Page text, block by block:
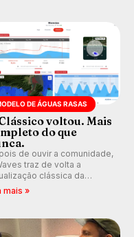
DE ÁGUAS RASAS
voltou. Mais
do que
de ouvir a comunidade,
traz de volta a
clássica da
de águas rasas,
para até 16 dias.
mais »